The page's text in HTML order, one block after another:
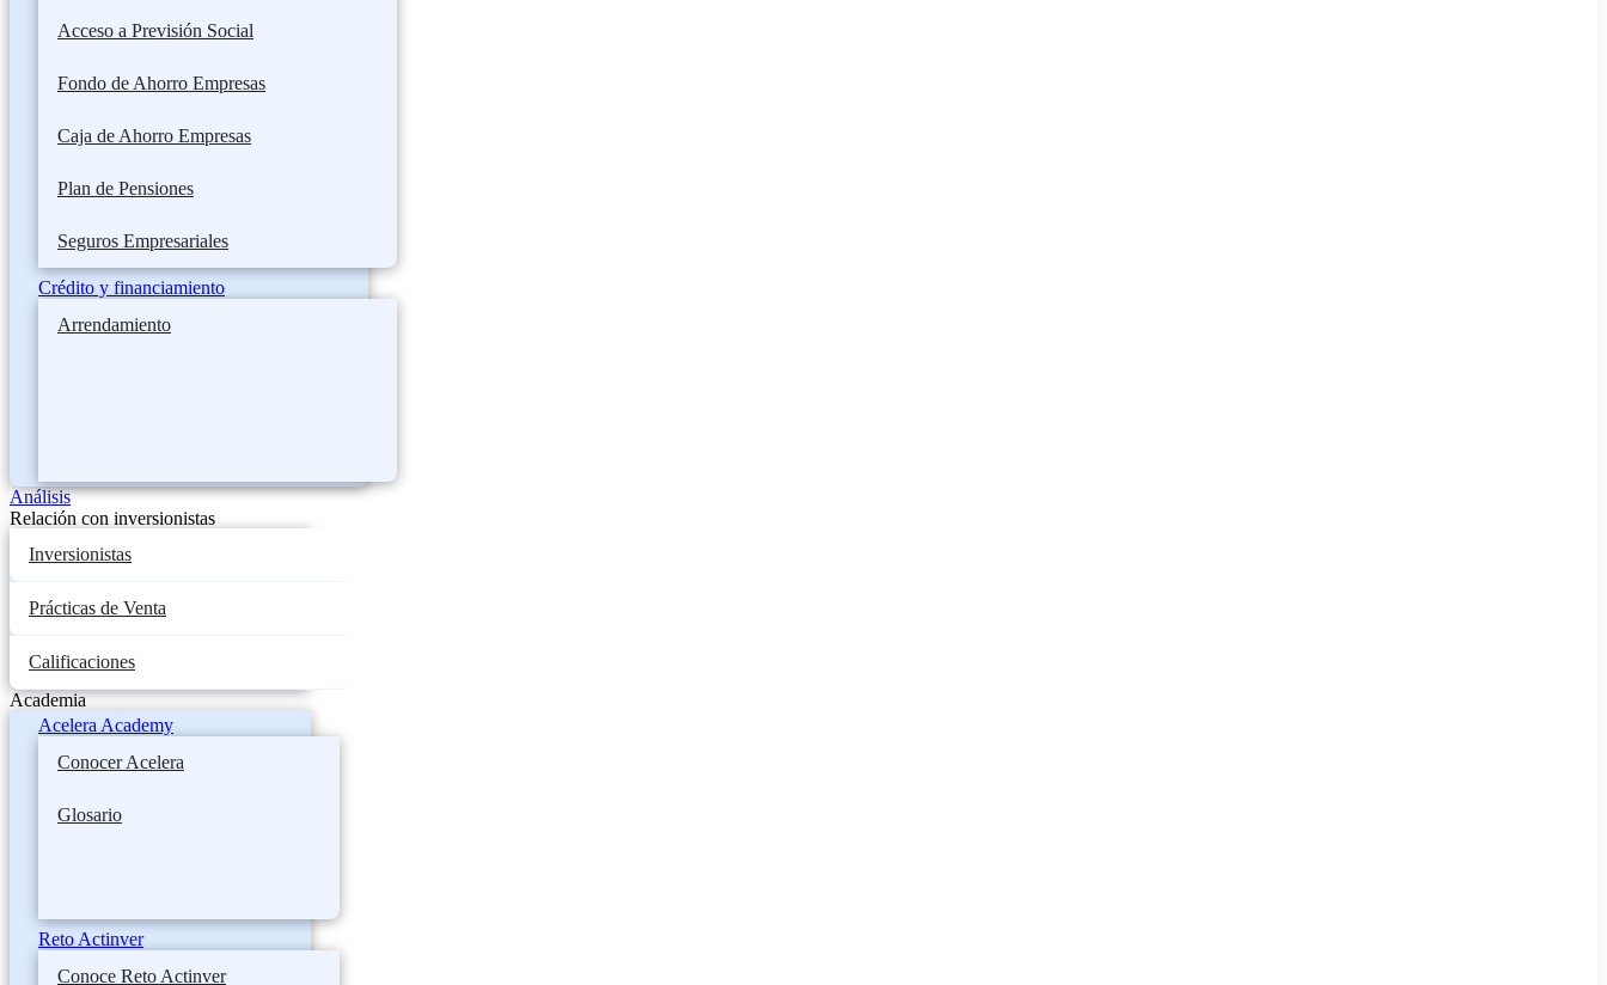
Acceso a Previsión Social
Fondo de Ahorro Empresas
Caja de Ahorro Empresas
Plan de Pensiones
Seguros Empresariales
Crédito y financiamiento
Arrendamiento
Análisis
Relación con inversionistas
Inversionistas
Prácticas de Venta
Calificaciones
Academia
Acelera Academy
Conocer Acelera
Glosario
Reto Actinver
Conoce Reto Actinver